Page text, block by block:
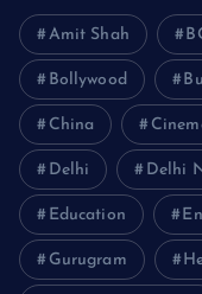
Amit Shah
Bollywood
China
Delhi Delhi
Education
Gurugram